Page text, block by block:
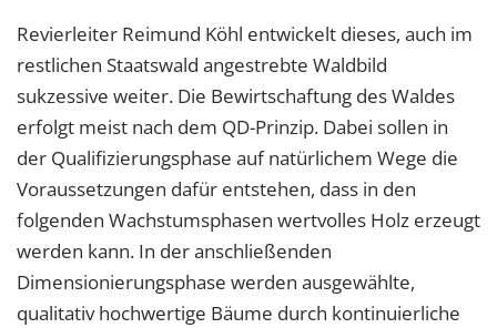
Revierleiter Reimund Köhl entwickelt dieses, auch im
restlichen Staatswald angestrebte Waldbild
sukzessive weiter. Die Bewirtschaftung des Waldes
erfolgt meist nach dem QD-Prinzip. Dabei sollen in
der Qualifizierungsphase auf natürlichem Wege die
Voraussetzungen dafür entstehen, dass in den
folgenden Wachstumsphasen wertvolles Holz erzeugt
werden kann. In der anschließenden
Dimensionierungsphase werden ausgewählte,
qualitativ hochwertige Bäume durch kontinuierliche